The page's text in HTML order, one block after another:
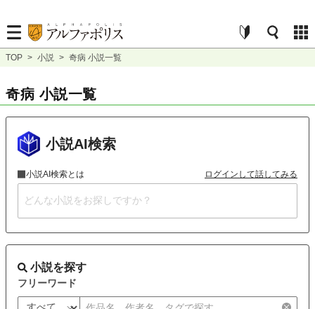
TOP > 小説 > 奇病 小説一覧
奇病 小説一覧
小説AI検索
小説AI検索とは ログインして話してみる
小説を探す
フリーワード